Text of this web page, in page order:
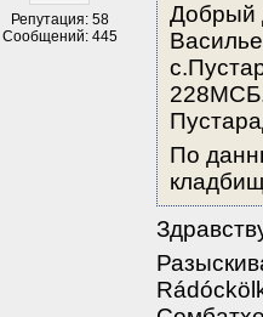
Репутация: 58
Сообщений: 445
Добрый
По